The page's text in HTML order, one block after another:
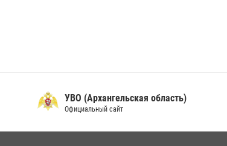
УВО (Архангельская область)
Официальный сайт